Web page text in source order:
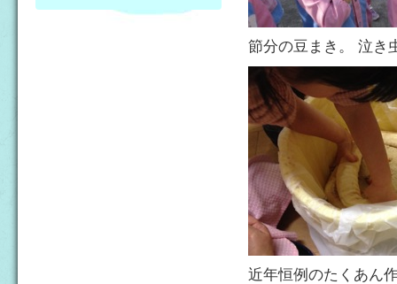
節分の豆まき。 泣き
近年恒例のたくあん